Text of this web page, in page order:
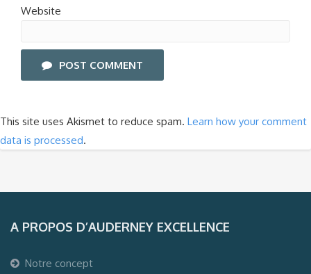
Website
POST COMMENT
This site uses Akismet to reduce spam. Learn how your comment
data is processed.
A PROPOS D’AUDERNEY EXCELLENCE
Notre concept